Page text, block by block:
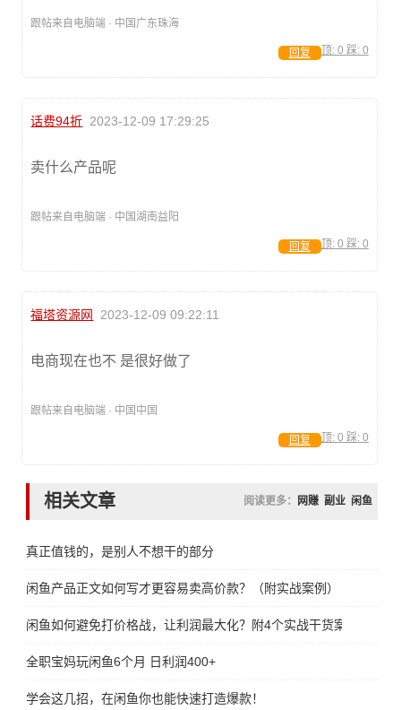
跟帖来自电脑端 · 中国广东珠海
顶: 0 踩: 0
回复
话费94折 2023-12-09 17:29:25
卖什么产品呢
跟帖来自电脑端 · 中国湖南益阳
顶: 0 踩: 0
回复
福塔资源网 2023-12-09 09:22:11
电商现在也不 是很好做了
跟帖来自电脑端 · 中国中国
顶: 0 踩: 0
回复
相关文章 阅读更多： 网赚 副业 闲鱼
真正值钱的，是别人不想干的部分
闲鱼产品正文如何写才更容易卖高价款？（附实战案例）
闲鱼如何避免打价格战，让利润最大化？附4个实战干货案例
全职宝妈玩闲鱼6个月 日利润400+
学会这几招，在闲鱼你也能快速打造爆款！